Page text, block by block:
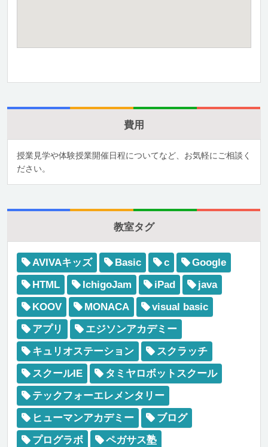
費用
授業見学や体験授業開催日程についてなど、お気軽にご相談く
ださい。
教室タグ
AVIVAキッズ Basic c
Google
HTML
IchigoJam iPad
java
KOOV
MONACA
visual basic
アプリ
エジソンアカデミー
キュリオステーション
スクラッチ
スクールIE
タミヤロボットスクール
テックフォーエレメンタリー
ヒューマンアカデミー
ブログ
プログラボ
ペガサス塾